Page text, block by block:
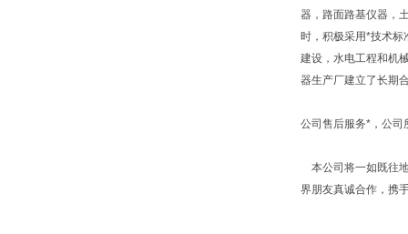
器，路面路基仪器，
时，积极采用*技术
建设，水电工程和机
器生产厂建立了长期
公司售后服务*，公司
本公司将一如既往
界朋友真诚合作，携